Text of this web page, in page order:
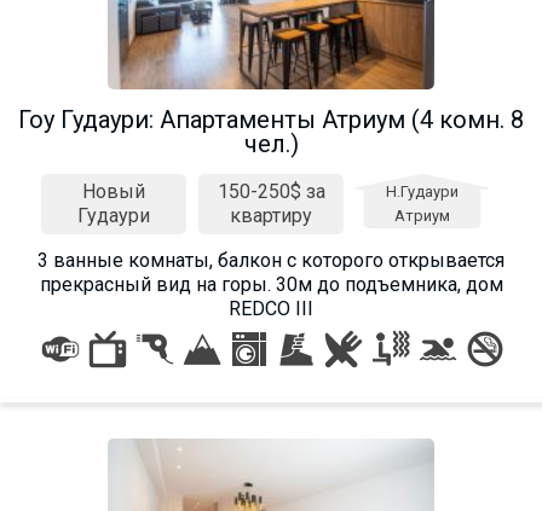
Гоу Гудаури: Апартаменты Атриум (4 комн. 8
чел.)
Новый
Гудаури
150-250$ за
квартиру
Н.Гудаури
Атриум
3 ванные комнаты, балкон с которого открывается
прекрасный вид на горы. 30м до подъемника, дом
REDCO III